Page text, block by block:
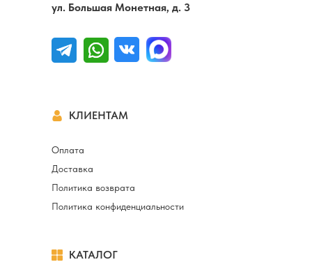
КАТАЛОГ
КЛИЕНТАМ
Оплата
Политика возврата
Доставка
Политика конфиденциальности
ул. Большая Монетная, д. 3